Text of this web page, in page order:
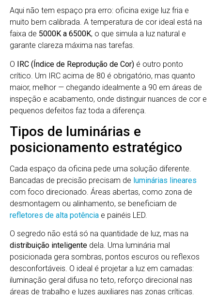
Aqui não tem espaço pra erro: oficina exige luz fria e
muito bem calibrada. A temperatura de cor ideal está na
faixa de 5000K a 6500K, o que simula a luz natural e
garante clareza máxima nas tarefas.
O IRC (Índice de Reprodução de Cor) é outro ponto
crítico. Um IRC acima de 80 é obrigatório, mas quanto
maior, melhor — chegando idealmente a 90 em áreas de
inspeção e acabamento, onde distinguir nuances de cor e
pequenos defeitos faz toda a diferença.
Tipos de luminárias e
posicionamento estratégico
Cada espaço da oficina pede uma solução diferente.
Bancadas de precisão precisam de luminárias lineares
com foco direcionado. Áreas abertas, como zona de
desmontagem ou alinhamento, se beneficiam de
refletores de alta potência e painéis LED.
O segredo não está só na quantidade de luz, mas na
distribuição inteligente dela. Uma luminária mal
posicionada gera sombras, pontos escuros ou reflexos
desconfortáveis. O ideal é projetar a luz em camadas:
iluminação geral difusa no teto, reforço direcional nas
áreas de trabalho e luzes auxiliares nas zonas críticas.